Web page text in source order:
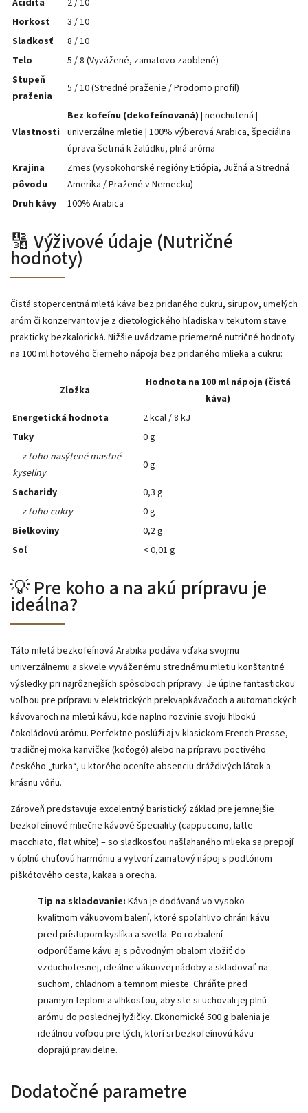
Horkosť
3 / 10
Sladkosť
8 / 10
Telo
5 / 8 (Vyvážené, zamatovo zaoblené)
Stupeň
praženia
5 / 10 (Stredné praženie / Prodomo profil)
Vlastnosti
Bez kofeínu (dekofeínovaná) | neochutená |
univerzálne mletie | 100% výberová Arabica, špeciálna
úprava šetrná k žalúdku, plná aróma
Krajina
pôvodu
Zmes (vysokohorské regióny Etiópia, Južná a Stredná
Amerika / Pražené v Nemecku)
Druh kávy
100% Arabica
🔢 Výživové údaje (Nutričné ​​
hodnoty)
Čistá stopercentná mletá káva bez pridaného cukru, sirupov, umelých
aróm či konzervantov je z dietologického hľadiska v tekutom stave
prakticky bezkalorická. Nižšie uvádzame priemerné nutričné ​​hodnoty
na 100 ml hotového čierneho nápoja bez pridaného mlieka a cukru:
Zložka
Hodnota na 100 ml nápoja (čistá
káva)
Energetická hodnota
2 kcal / 8 kJ
Tuky
0 g
— z toho nasýtené mastné
kyseliny
0 g
Sacharidy
0,3 g
— z toho cukry
0 g
Bielkoviny
0,2 g
Soľ
< 0,01 g
💡 Pre koho a na akú prípravu je
ideálna?
Táto mletá bezkofeínová Arabika podáva vďaka svojmu
univerzálnemu a skvele vyváženému strednému mletiu konštantné
výsledky pri najrôznejších spôsoboch prípravy. Je úplne fantastickou
voľbou pre prípravu v elektrických prekvapkávačoch a automatických
kávovaroch na mletú kávu, kde naplno rozvinie svoju hlbokú
čokoládovú arómu. Perfektne poslúži aj v klasickom French Presse,
tradičnej moka kanvičke (koťogó) alebo na prípravu poctivého
českého „turka“, u ktorého oceníte absenciu dráždivých látok a
krásnu vôňu.
Zároveň predstavuje excelentný baristický základ pre jemnejšie
bezkofeínové mliečne kávové špeciality (cappuccino, latte
macchiato, flat white) – so sladkosťou našľahaného mlieka sa prepojí
v úplnú chuťovú harmóniu a vytvorí zamatový nápoj s podtónom
piškótového cesta, kakaa a orecha.
Tip na skladovanie: Káva je dodávaná vo vysoko
kvalitnom vákuovom balení, ktoré spoľahlivo chráni kávu
pred prístupom kyslíka a svetla. Po rozbalení
odporúčame kávu aj s pôvodným obalom vložiť do
vzduchotesnej, ideálne vákuovej nádoby a skladovať na
suchom, chladnom a temnom mieste. Chráňte pred
priamym teplom a vlhkosťou, aby ste si uchovali jej plnú
arómu do poslednej lyžičky. Ekonomické 500 g balenia je
ideálnou voľbou pre tých, ktorí si bezkofeínovú kávu
doprajú pravidelne.
Dodatočné parametre